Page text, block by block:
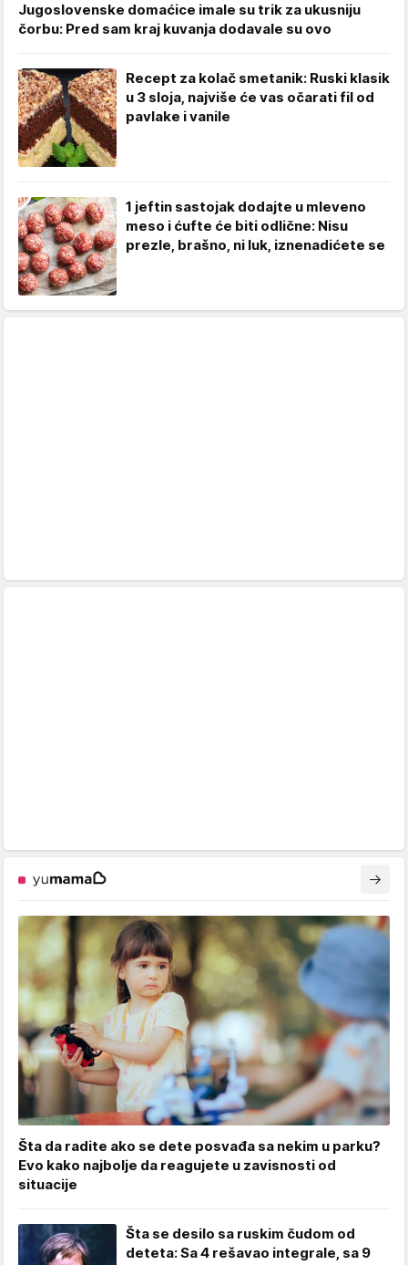
Jugoslovenske domaćice imale su trik za ukusniju
čorbu: Pred sam kraj kuvanja dodavale su ovo
Recept za kolač smetanik: Ruski klasik
u 3 sloja, najviše će vas očarati fil od
pavlake i vanile
1 jeftin sastojak dodajte u mleveno
meso i ćufte će biti odlične: Nisu
prezle, brašno, ni luk, iznenadićete se
Šta da radite ako se dete posvađa sa nekim u parku?
Evo kako najbolje da reagujete u zavisnosti od
situacije
Šta se desilo sa ruskim čudom od
deteta: Sa 4 rešavao integrale, sa 9